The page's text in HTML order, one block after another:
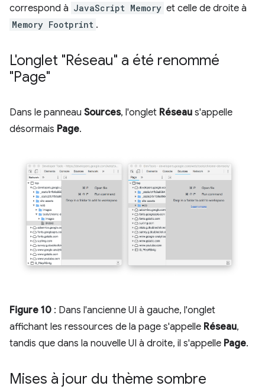
correspond à JavaScript Memory et celle de droite à
Memory Footprint .
L'onglet "Réseau" a été renommé
"Page"
Dans le panneau Sources, l'onglet Réseau s'appelle
désormais Page.
Figure 10 : Dans l'ancienne UI à gauche, l'onglet
affichant les ressources de la page s'appelle Réseau,
tandis que dans la nouvelle UI à droite, il s'appelle Page.
Mises à jour du thème sombre